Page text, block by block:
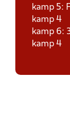
kamp 5:
kamp 4
kamp 6:
kamp 4